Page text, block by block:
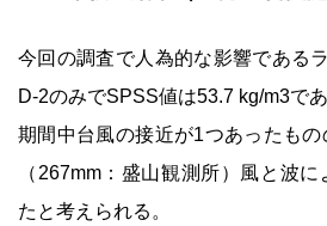
今回の調査で人為的な影響である
D-2のみでSPSS値は53.7 kg/m3であ
期間中台風の接近が1つあったも
（267mm：盛山観測所）風と波
たと考えられる。